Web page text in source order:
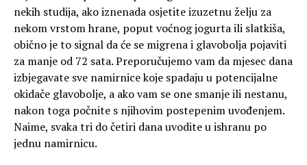
nekih studija, ako iznenada osjetite izuzetnu želju za
nekom vrstom hrane, poput voćnog jogurta ili slatkiša,
obično je to signal da će se migrena i glavobolja pojaviti
za manje od 72 sata. Preporučujemo vam da mjesec dana
izbjegavate sve namirnice koje spadaju u potencijalne
okidače glavobolje, a ako vam se one smanje ili nestanu,
nakon toga počnite s njihovim postepenim uvođenjem.
Naime, svaka tri do četiri dana uvodite u ishranu po
jednu namirnicu.